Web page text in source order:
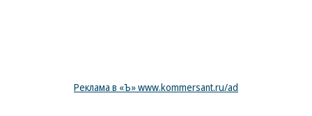
Реклама в «Ъ» www.kommersant.ru/ad